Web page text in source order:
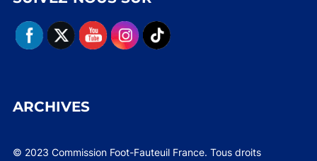
ARCHIVES
© 2023 Commission Foot-Fauteuil France. Tous droits